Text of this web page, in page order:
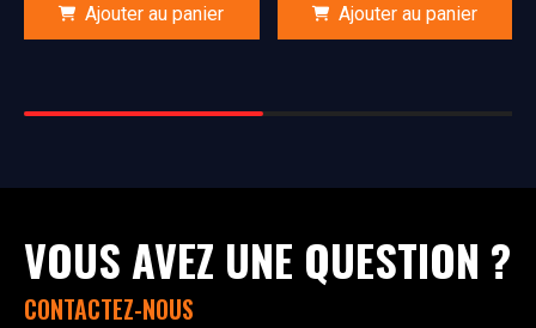
Ajouter au panier Ajouter au panier
VOUS AVEZ UNE QUESTION ?
CONTACTEZ-NOUS